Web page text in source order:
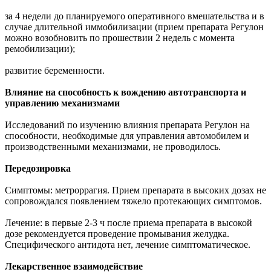
за 4 недели до планируемого оперативного вмешательства и в
случае длительной иммобилизации (прием препарата Регулон
можно возобновить по прошествии 2 недель с момента
ремобилизации);
развитие беременности.
Влияние на способность к вождению автотранспорта и
управлению механизмами
Исследований по изучению влияния препарата Регулон на
способности, необходимые для управления автомобилем и
производственными механизмами, не проводилось.
Передозировка
Симптомы: метроррагия. Прием препарата в высоких дозах не
сопровождался появлением тяжело протекающих симптомов.
Лечение: в первые 2-3 ч после приема препарата в высокой
дозе рекомендуется проведение промывания желудка.
Специфического антидота нет, лечение симптоматическое.
Лекарственное взаимодействие